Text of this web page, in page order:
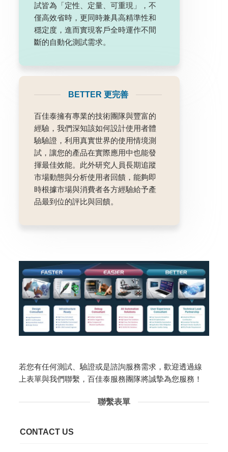
試皆為「定性、定量、可重現」，不
僅高效省時，更同時兼具高精準性和
穩定度，進而實現客戶全時運作不間
斷的自動化測試需求。
BETTER 更完善
百佳泰擁有專業的技術團隊與豐富的
經驗，我們深知該如何設計使用者體
驗驗證，利用真實世界的使用情境測
試，讓您的產品在實際應用中也能發
揮最佳效能。此外研究人員長期追蹤
市場動態與分析使用者回饋，能夠即
時根據市場與消費者各方經驗給予產
品最到位的評比與回饋。
若您有任何測試、驗證或是諮詢服務需求，歡迎透過線
上表單與我們聯繫，百佳泰服務團隊將誠摯為您服務！
聯繫表單
CONTACT US